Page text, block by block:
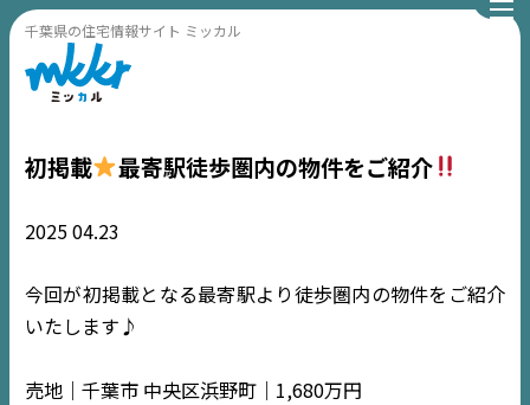
千葉県の住宅情報サイト ミッカル
初掲載 最寄駅徒歩圏内の物件をご紹介
202504.23
今回が初掲載となる最寄駅より徒歩圏内の物件をご紹介
いたします♪
売地｜千葉市 中央区浜野町｜1,680万円